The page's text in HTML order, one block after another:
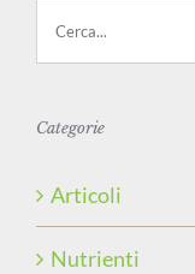
Categorie
Articoli
Nutrienti